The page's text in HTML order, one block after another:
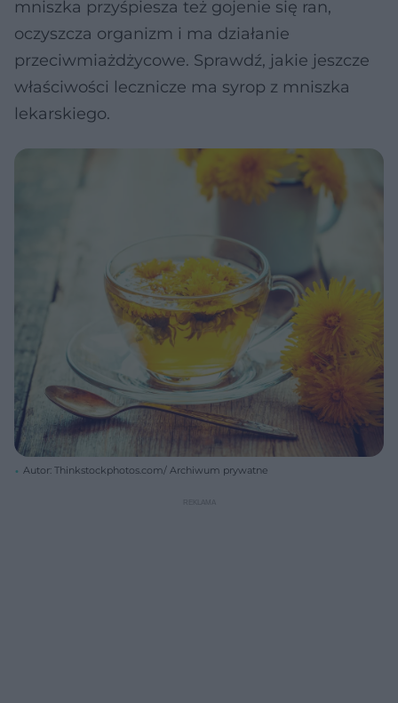
mniszka przyśpiesza też gojenie się ran,
oczyszcza organizm i ma działanie
przeciwmiażdżycowe. Sprawdź, jakie jeszcze
właściwości lecznicze ma syrop z mniszka
lekarskiego.
Autor: Thinkstockphotos.com/ Archiwum prywatne